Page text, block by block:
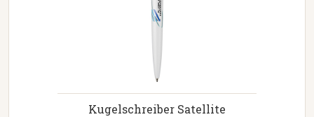
Kugelschreiber Satellite